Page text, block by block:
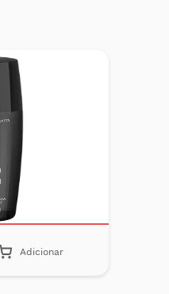
Adicionar